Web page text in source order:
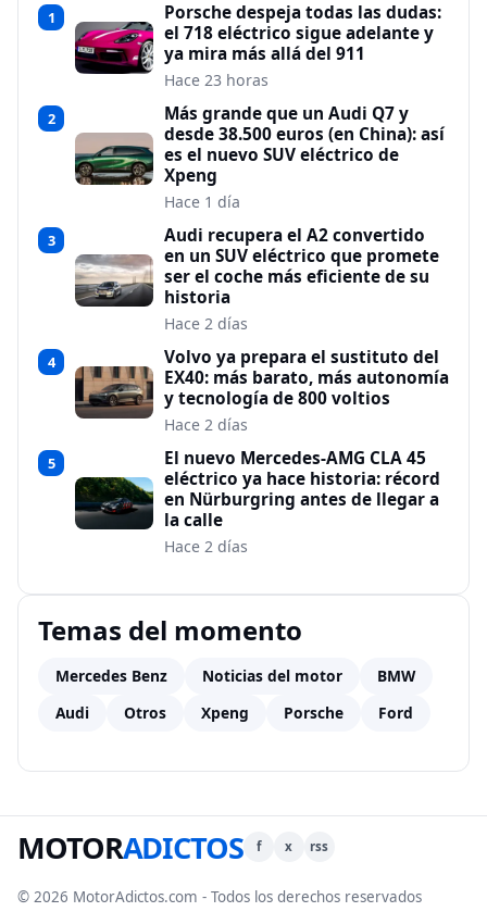
1
Porsche despeja todas las dudas:
el 718 eléctrico sigue adelante y
ya mira más allá del 911
Hace 23 horas
2
Más grande que un Audi Q7 y
desde 38.500 euros (en China): así
es el nuevo SUV eléctrico de
Xpeng
Hace 1 día
3
Audi recupera el A2 convertido
en un SUV eléctrico que promete
ser el coche más eficiente de su
historia
Hace 2 días
4
Volvo ya prepara el sustituto del
EX40: más barato, más autonomía
y tecnología de 800 voltios
Hace 2 días
5
El nuevo Mercedes-AMG CLA 45
eléctrico ya hace historia: récord
en Nürburgring antes de llegar a
la calle
Hace 2 días
Temas del momento
Mercedes Benz Noticias del motor
BMW
Audi
Otros Xpeng Porsche Ford
MOTORADICTOS f x rss
© 2026 MotorAdictos.com - Todos los derechos reservados